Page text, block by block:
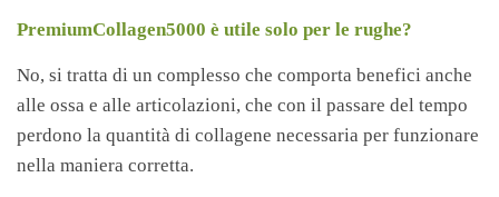
PremiumCollagen5000 è utile solo per le rughe?
No, si tratta di un complesso che comporta benefici anche
alle ossa e alle articolazioni, che con il passare del tempo
perdono la quantità di collagene necessaria per funzionare
nella maniera corretta.